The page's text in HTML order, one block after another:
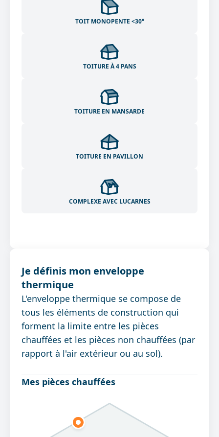
TOIT MONOPENTE <30°
TOITURE À 4 PANS
TOITURE EN MANSARDE
TOITURE EN PAVILLON
COMPLEXE AVEC LUCARNES
Je définis mon enveloppe
thermique
L'enveloppe thermique se compose de
tous les éléments de construction qui
forment la limite entre les pièces
chauffées et les pièces non chauffées (par
rapport à l'air extérieur ou au sol).
Mes pièces chauffées